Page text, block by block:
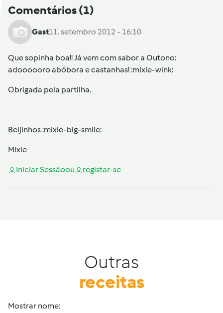
Comentários(1)
Gast11. setembro 2012 - 16:10
Que sopinha boa!! Já vem com sabor a Outono:
adoooooro abóbora e castanhas! :mixie-wink:
Obrigada pela partilha.
Beijinhos :mixie-big-smile:
Mixie
Iniciar Sessãoou registar-se
Outras
receitas
Mostrar nome: